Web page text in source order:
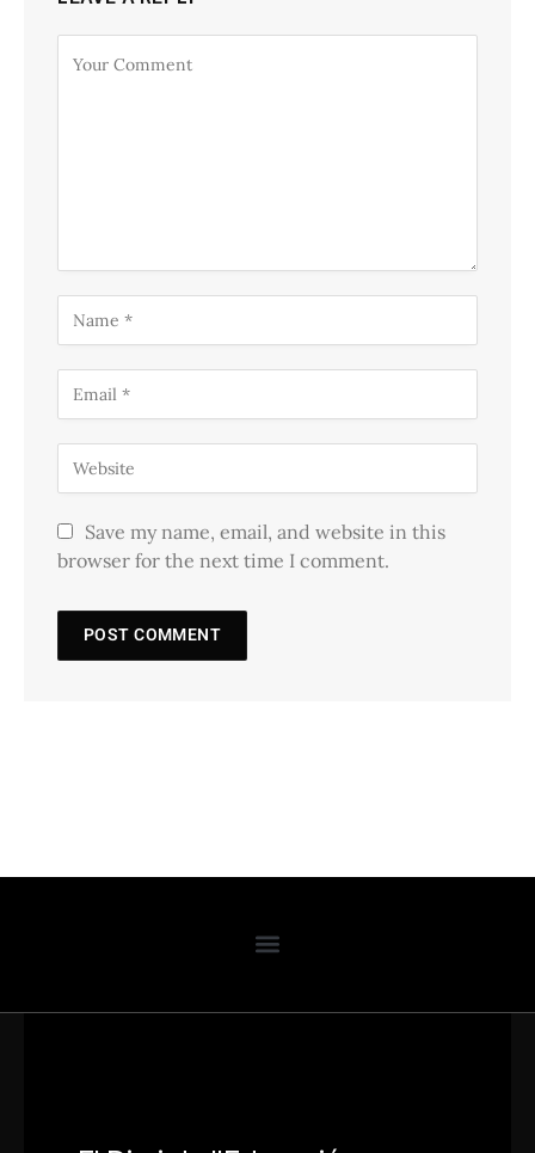
Save my name, email, and website in this
browser for the next time I comment.